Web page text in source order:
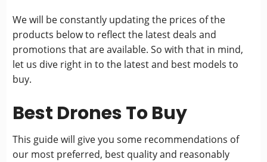
We will be constantly updating the prices of the
products below to reflect the latest deals and
promotions that are available. So with that in mind,
let us dive right in to the latest and best models to
buy.
Best Drones To Buy
This guide will give you some recommendations of
our most preferred, best quality and reasonably